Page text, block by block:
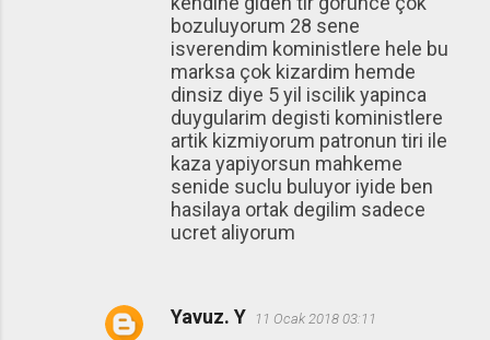
bozuluyorum 28 sene
isverendim koministlere hele bu
marksa çok kizardim hemde
dinsiz diye 5 yil iscilik yapinca
duygularim degisti koministlere
artik kizmiyorum patronun tiri ile
kaza yapiyorsun mahkeme
senide suclu buluyor iyide ben
hasilaya ortak degilim sadece
ucret aliyorum
Yavuz. Y 11 Ocak 2018 03:11